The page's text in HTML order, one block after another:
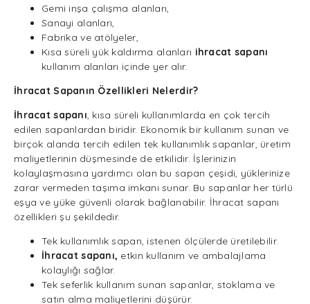
Gemi inşa çalışma alanları,
Sanayi alanları,
Fabrika ve atölyeler,
Kısa süreli yük kaldırma alanları ihracat sapanı
kullanım alanları içinde yer alır.
İhracat Sapanın Özellikleri Nelerdir?
İhracat sapanı, kısa süreli kullanımlarda en çok tercih
edilen sapanlardan biridir. Ekonomik bir kullanım sunan ve
birçok alanda tercih edilen tek kullanımlık sapanlar, üretim
maliyetlerinin düşmesinde de etkilidir. İşlerinizin
kolaylaşmasına yardımcı olan bu sapan çeşidi, yüklerinize
zarar vermeden taşıma imkanı sunar. Bu sapanlar her türlü
eşya ve yüke güvenli olarak bağlanabilir. İhracat sapanı
özellikleri şu şekildedir.
Tek kullanımlık sapan, istenen ölçülerde üretilebilir.
İhracat sapanı, etkin kullanım ve ambalajlama
kolaylığı sağlar.
Tek seferlik kullanım sunan sapanlar, stoklama ve
satın alma maliyetlerini düşürür.